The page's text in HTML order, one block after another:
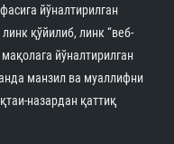
йўналтирилган
қўйилиб, линк “веб-
йўналтирилган
манзил ва муаллифни
назардан қаттиқ